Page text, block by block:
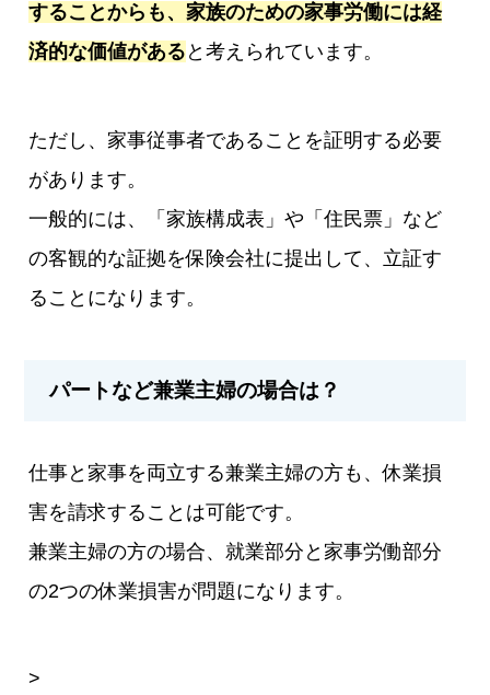
することからも、家族のための家事労働には経
済的な価値がある と考えられています。
ただし、家事従事者であることを証明する必要
があります。
一般的には、「家族構成表」や「住民票」など
の客観的な証拠を保険会社に提出して、立証す
ることになります。
パートなど兼業主婦の場合は？
仕事と家事を両立する兼業主婦の方も、休業損
害を請求することは可能です。
兼業主婦の方の場合、就業部分と家事労働部分
の2つの休業損害が問題になります。
>